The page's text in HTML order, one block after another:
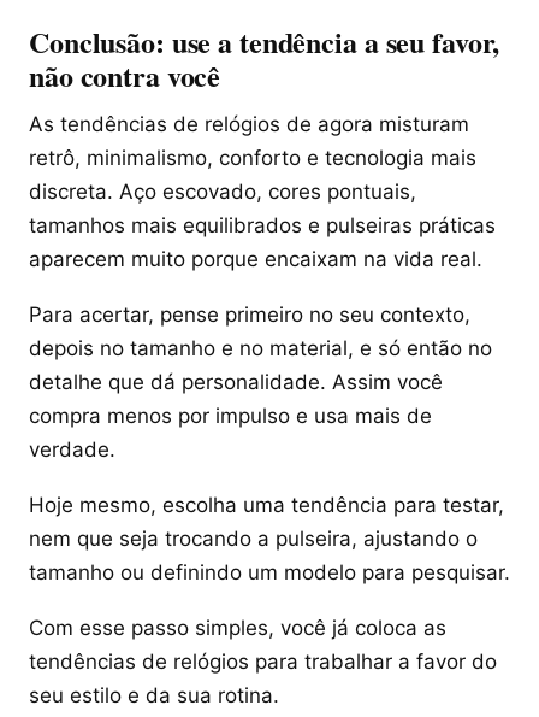
Conclusão: use a tendência a seu favor,
não contra você
As tendências de relógios de agora misturam
retrô, minimalismo, conforto e tecnologia mais
discreta. Aço escovado, cores pontuais,
tamanhos mais equilibrados e pulseiras práticas
aparecem muito porque encaixam na vida real.
Para acertar, pense primeiro no seu contexto,
depois no tamanho e no material, e só então no
detalhe que dá personalidade. Assim você
compra menos por impulso e usa mais de
verdade.
Hoje mesmo, escolha uma tendência para testar,
nem que seja trocando a pulseira, ajustando o
tamanho ou definindo um modelo para pesquisar.
Com esse passo simples, você já coloca as
tendências de relógios para trabalhar a favor do
seu estilo e da sua rotina.